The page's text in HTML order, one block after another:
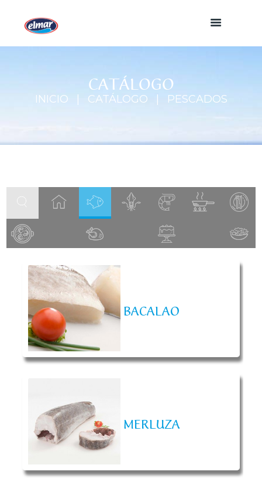
CATÁLOGO
INICIO CATÁLOGO PESCADOS
BACALAO
MERLUZA